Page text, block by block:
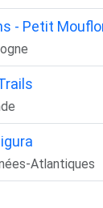
- Petit
Atlantiques